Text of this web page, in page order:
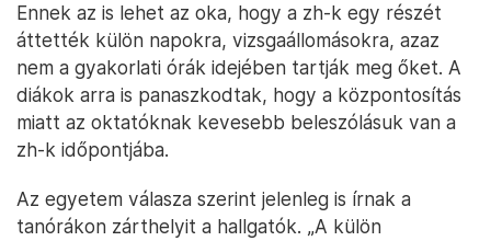
Ennek az is lehet az oka, hogy a zh-k egy részét
áttették külön napokra, vizsgaállomásokra, azaz
nem a gyakorlati órák idejében tartják meg őket. A
diákok arra is panaszkodtak, hogy a központosítás
miatt az oktatóknak kevesebb beleszólásuk van a
zh-k időpontjába.
Az egyetem válasza szerint jelenleg is írnak a
tanórákon zárthelyit a hallgatók. „A külön